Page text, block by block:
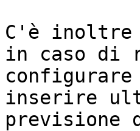
C'è
in caso di
configurare
inserire
previsione